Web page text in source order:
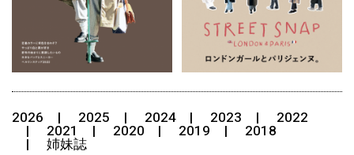
2026 2025 2024 2023 2022
2021 2020 2019 2018
姉妹誌